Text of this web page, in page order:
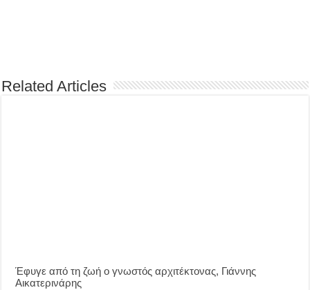
Related Articles
Έφυγε από τη ζωή ο γνωστός αρχιτέκτονας, Γιάννης
Αικατερινάρης